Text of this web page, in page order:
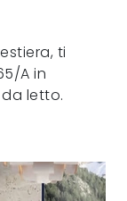
ti
A in
letto.